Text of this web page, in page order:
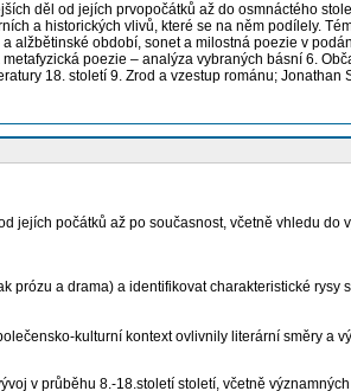
děl od jejích prvopočátků až do osmnáctého
a historických vlivů, které se na něm podílely.
alžbětinské období, sonet a milostná poezie v
poezie – analýza vybraných básní 6.
18. století 9. Zrod a vzestup románu;
jejích počátků až po současnost, včetně vhledu
a drama) a identifikovat charakteristické rysy
kulturní kontext ovlivnily literární směry a
v průběhu 8.-18.století století, včetně